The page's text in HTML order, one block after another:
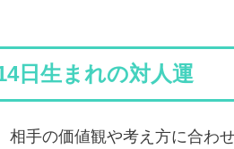
日生まれの対人運
相手の価値観や考え方に合わ